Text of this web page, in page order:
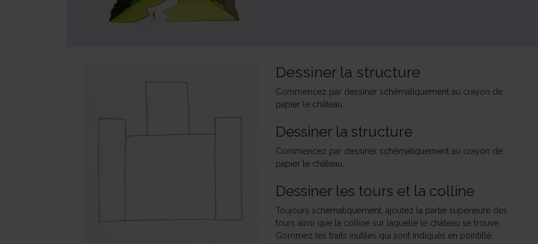
Dessiner la structure
Commencez par dessiner schématiquement au crayon de
papier le château.
Dessiner la structure
Commencez par dessiner schématiquement au crayon de
papier le château.
Dessiner les tours et la colline
Toujours schématiquement, ajoutez la partie supérieure des
tours ainsi que la colline sur laquelle le château se trouve.
Gommez les traits inutiles qui sont indiqués en pointillé.